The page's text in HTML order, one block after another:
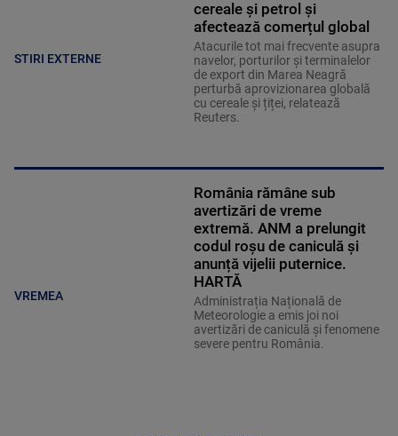
STIRI EXTERNE
cereale și petrol și
afectează comerțul global
Atacurile tot mai frecvente asupra
navelor, porturilor și terminalelor
de export din Marea Neagră
perturbă aprovizionarea globală
cu cereale și țiței, relatează
Reuters.
VREMEA
România rămâne sub
avertizări de vreme
extremă. ANM a prelungit
codul roșu de caniculă și
anunță vijelii puternice.
HARTĂ
Administrația Națională de
Meteorologie a emis joi noi
avertizări de caniculă și fenomene
severe pentru România.